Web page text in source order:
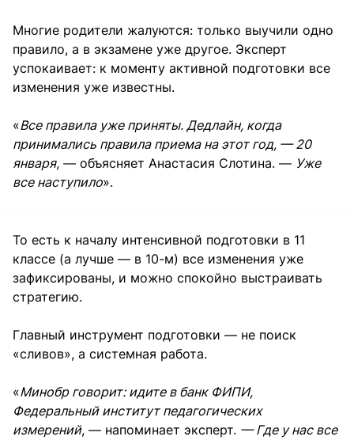
Многие родители жалуются: только выучили одно
правило, а в экзамене уже другое. Эксперт
успокаивает: к моменту активной подготовки все
изменения уже известны.
«Все правила уже приняты. Дедлайн, когда
принимались правила приема на этот год, — 20
января, — объясняет Анастасия Слотина. — Уже
все наступило».
То есть к началу интенсивной подготовки в 11
классе (а лучше — в 10-м) все изменения уже
зафиксированы, и можно спокойно выстраивать
стратегию.
Главный инструмент подготовки — не поиск
«сливов», а системная работа.
«Минобр говорит: идите в банк ФИПИ,
Федеральный институт педагогических
измерений, — напоминает эксперт. — Где у нас все